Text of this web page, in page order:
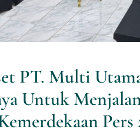
PT. Multi
Untuk